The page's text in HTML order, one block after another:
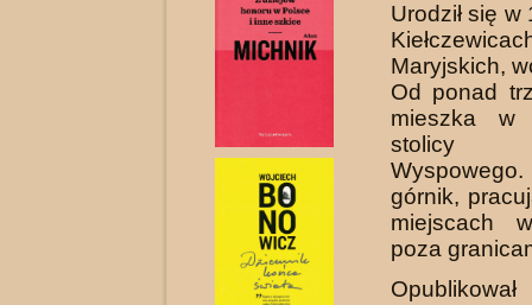
Urodził się
Maryjskich,
Od ponad
mieszka w
stolicy
górnik,
miejscach
poza